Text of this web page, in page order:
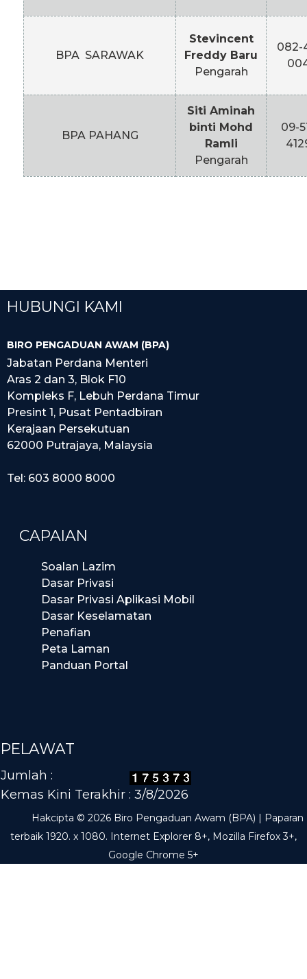
BPA SARAWAK
Stevincent
Freddy Baru
Pengarah
082-
BPA PAHANG
Siti Aminah
binti Mohd
Ramli
Pengarah
09-
HUBUNGI KAMI
BIRO PENGADUAN AWAM (BPA)
Jabatan Perdana Menteri
Aras 2 dan 3, Blok F10
Kompleks F, Lebuh Perdana Timur
Presint 1, Pusat Pentadbiran
Kerajaan Persekutuan
62000 Putrajaya, Malaysia
Tel: 603 8000 8000
CAPAIAN
Soalan Lazim
Dasar Privasi
Dasar Privasi Aplikasi Mobil
Dasar Keselamatan
Penafian
Peta Laman
Panduan Portal
PELAWAT
Jumlah :
Kemas Kini Terakhir : 3/8/2026
Hakcipta © 2026 Biro Pengaduan Awam (BPA) | Paparan
terbaik 1920. x 1080. Internet Explorer 8+, Mozilla Firefox 3+,
Google Chrome 5+